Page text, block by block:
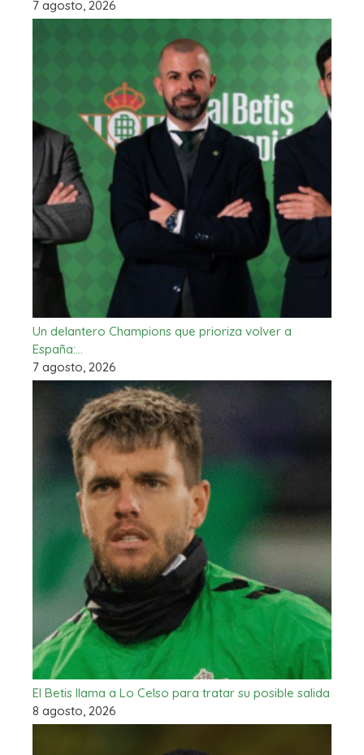
7 agosto, 2026
Un delantero Champions que prioriza volver a
España:…
7 agosto, 2026
El Betis llama a Lo Celso para tratar su posible salida
8 agosto, 2026